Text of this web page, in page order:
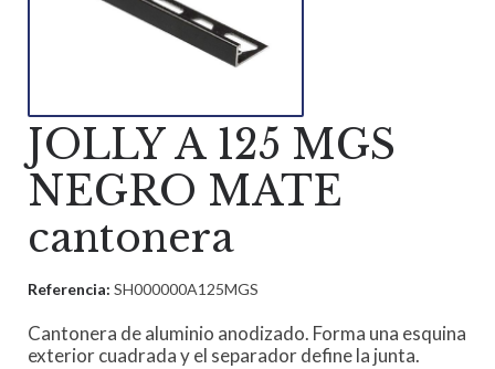
JOLLY A 125 MGS
NEGRO MATE
cantonera
Referencia: SH000000A125MGS
Cantonera de aluminio anodizado. Forma una esquina
exterior cuadrada y el separador define la junta.